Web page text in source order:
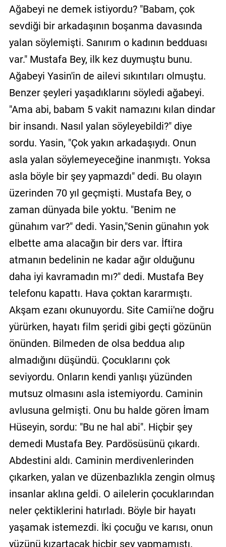
Ağabeyi ne demek istiyordu? "Babam, çok
sevdiği bir arkadaşının boşanma davasında
yalan söylemişti. Sanırım o kadının bedduası
var." Mustafa Bey, ilk kez duymuştu bunu.
Ağabeyi Yasin'in de ailevi sıkıntıları olmuştu.
Benzer şeyleri yaşadıklarını söyledi ağabeyi.
"Ama abi, babam 5 vakit namazını kılan dindar
bir insandı. Nasıl yalan söyleyebildi?" diye
sordu. Yasin, "Çok yakın arkadaşıydı. Onun
asla yalan söylemeyeceğine inanmıştı. Yoksa
asla böyle bir şey yapmazdı" dedi. Bu olayın
üzerinden 70 yıl geçmişti. Mustafa Bey, o
zaman dünyada bile yoktu. "Benim ne
günahım var?" dedi. Yasin,"Senin günahın yok
elbette ama alacağın bir ders var. İftira
atmanın bedelinin ne kadar ağır olduğunu
daha iyi kavramadın mı?" dedi. Mustafa Bey
telefonu kapattı. Hava çoktan kararmıştı.
Akşam ezanı okunuyordu. Site Camii'ne doğru
yürürken, hayatı film şeridi gibi geçti gözünün
önünden. Bilmeden de olsa beddua alıp
almadığını düşündü. Çocuklarını çok
seviyordu. Onların kendi yanlışı yüzünden
mutsuz olmasını asla istemiyordu. Caminin
avlusuna gelmişti. Onu bu halde gören İmam
Hüseyin, sordu: "Bu ne hal abi". Hiçbir şey
demedi Mustafa Bey. Pardösüsünü çıkardı.
Abdestini aldı. Caminin merdivenlerinden
çıkarken, yalan ve düzenbazlıkla zengin olmuş
insanlar aklına geldi. O ailelerin çocuklarından
neler çektiklerini hatırladı. Böyle bir hayatı
yaşamak istemezdi. İki çocuğu ve karısı, onun
yüzünü kızartacak hiçbir şey yapmamıştı.